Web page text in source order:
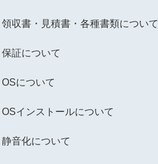
領収書・見積書・各種書類について
保証について
OSについて
OSインストールについて
静音化について